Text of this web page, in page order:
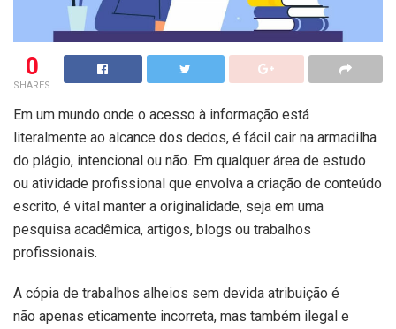
0
SHARES
Em um mundo onde o acesso à informação está
literalmente ao alcance dos dedos, é fácil cair na armadilha
do plágio, intencional ou não. Em qualquer área de estudo
ou atividade profissional que envolva a criação de conteúdo
escrito, é vital manter a originalidade, seja em uma
pesquisa acadêmica, artigos, blogs ou trabalhos
profissionais.
A cópia de trabalhos alheios sem devida atribuição é
não apenas eticamente incorreta, mas também ilegal e